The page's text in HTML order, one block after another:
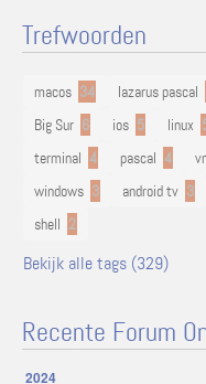
Trefwoorden
macos 34 lazarus pascal
Big Sur 6 ios 5 linux
terminal 4 pascal 4
windows 3 android tv 3
shell 2
Bekijk alle tags (329)
Recente Forum
2024